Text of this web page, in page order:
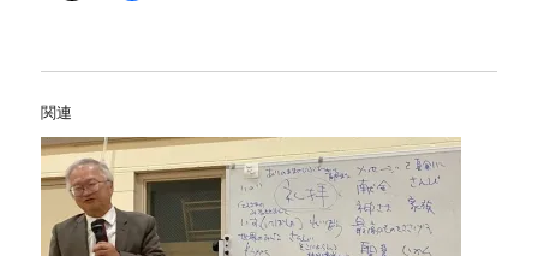
関連